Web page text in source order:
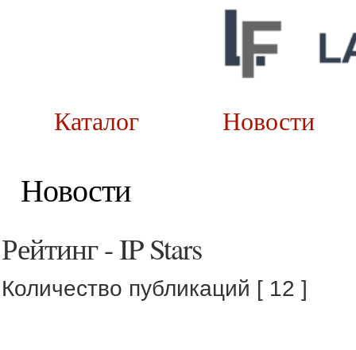
Каталог
Новости
Рейтинг - IP Stars
Количество публикаций [ 12 ]